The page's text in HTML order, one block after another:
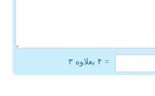
= ۴ بعلاوه ۳